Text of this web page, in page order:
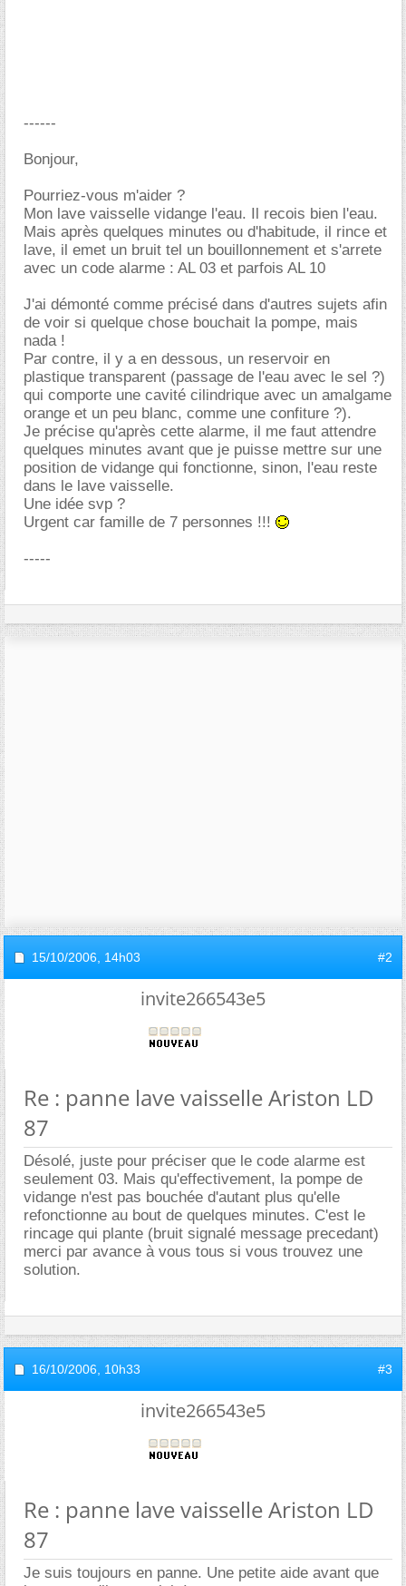
------
Bonjour,
Pourriez-vous m'aider ?
Mon lave vaisselle vidange l'eau. Il recois bien l'eau.
Mais après quelques minutes ou d'habitude, il rince et
lave, il emet un bruit tel un bouillonnement et s'arrete
avec un code alarme : AL 03 et parfois AL 10
J'ai démonté comme précisé dans d'autres sujets afin
de voir si quelque chose bouchait la pompe, mais
nada !
Par contre, il y a en dessous, un reservoir en
plastique transparent (passage de l'eau avec le sel ?)
qui comporte une cavité cilindrique avec un amalgame
orange et un peu blanc, comme une confiture ?).
Je précise qu'après cette alarme, il me faut attendre
quelques minutes avant que je puisse mettre sur une
position de vidange qui fonctionne, sinon, l'eau reste
dans le lave vaisselle.
Une idée svp ?
Urgent car famille de 7 personnes !!!
-----
15/10/2006, 14h03 #2
invite266543e5
Re : panne lave vaisselle Ariston LD
87
Désolé, juste pour préciser que le code alarme est
seulement 03. Mais qu'effectivement, la pompe de
vidange n'est pas bouchée d'autant plus qu'elle
refonctionne au bout de quelques minutes. C'est le
rincage qui plante (bruit signalé message precedant)
merci par avance à vous tous si vous trouvez une
solution.
16/10/2006, 10h33 #3
invite266543e5
Re : panne lave vaisselle Ariston LD
87
Je suis toujours en panne. Une petite aide avant que